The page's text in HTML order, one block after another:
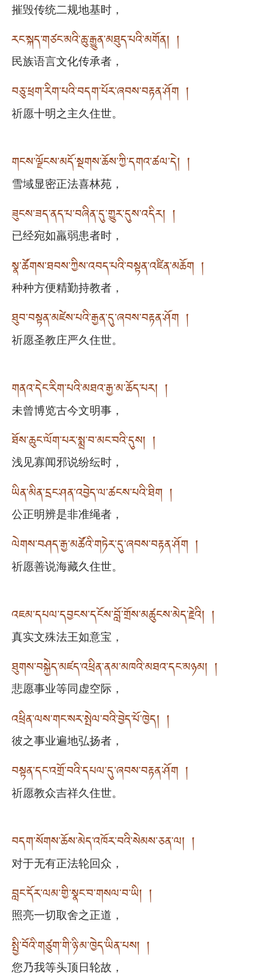
摧毁传统二规地基时，
རང་སྐད་གཙང་མའི་ཆུ་རྒྱུན་མཐུད་པའི་མགོན། །
民族语言文化传承者，
བཅུ་ཕྲག་རིག་པའི་བདག་པོར་ཞབས་བརྟན་ཤོག །
祈愿十明之主久住世。
གངས་ལྗོངས་མདོ་སྔགས་ཆོས་ཀྱི་དགའ་ཚལ་དེ། །
雪域显密正法喜林苑，
ཟུངས་ཟད་ནད་པ་བཞིན་དུ་གྱུར་དུས་འདིར། །
已经宛如羸弱患者时，
སྣ་ཚོགས་ཐབས་ཀྱིས་འབད་པའི་བསྟན་འཛིན་མཆོག །
种种方便精勤持教者，
ཐུབ་བསྟན་མཛེས་པའི་རྒྱན་དུ་ཞབས་བརྟན་ཤོག །
祈愿圣教庄严久住世。
གནའ་དེང་རིག་པའི་མཐའ་རྒྱ་མ་ཆོད་པར། །
未曾博览古今文明事，
ཐོས་ཆུང་ལོག་པར་སྨྲ་བ་མང་བའི་དུས། །
浅见寡闻邪说纷纭时，
ཡིན་མིན་དྲང་ཤན་འབྱེད་ལ་ཚངས་པའི་ཐིག །
公正明辨是非准绳者，
ལེགས་བཤད་རྒྱ་མཚོའི་གཏེར་དུ་ཞབས་བརྟན་ཤོག །
祈愿善说海藏久住世。
འཇམ་དཔལ་དབྱངས་དངོས་བློ་གྲོས་མཚུངས་མེད་རྗེའི། །
真实文殊法王如意宝，
ཐུགས་བསྐྱེད་མཛད་འཕྲིན་ནམ་མཁའི་མཐའ་དང་མཉམ། །
悲愿事业等同虚空际，
འཕྲིན་ལས་གང་སར་སྤེལ་བའི་བྱེད་པོ་ཁྱེད། །
彼之事业遍地弘扬者，
བསྟན་དང་འགྲོ་བའི་དཔལ་དུ་ཞབས་བརྟན་ཤོག །
祈愿教众吉祥久住世。
བདག་སོགས་ཆོས་མེད་འཁོར་བའི་སེམས་ཅན་ལ། །
对于无有正法轮回众，
བླང་དོར་ལམ་གྱི་སྣང་བ་གསལ་བ་ཡི། །
照亮一切取舍之正道，
སྤྱི་བོའི་གཙུག་གི་ཉི་མ་ཁྱེད་ཡིན་པས། །
您乃我等头顶日轮故，